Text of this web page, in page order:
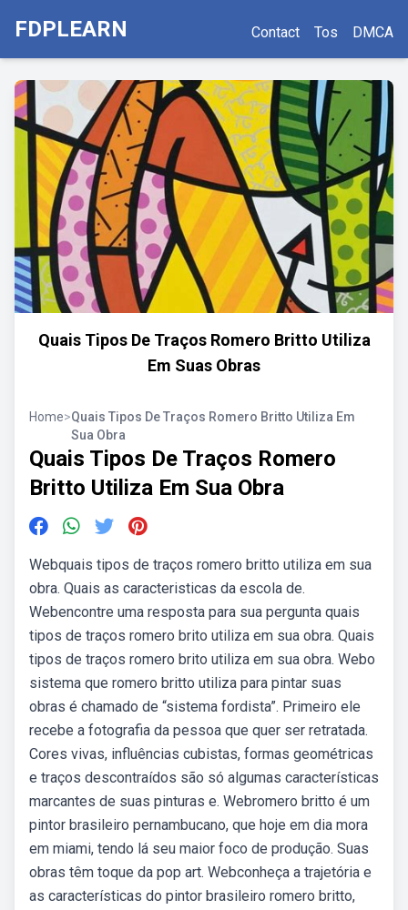
FDPLEARN Contact Tos DMCA
Quais Tipos De Traços Romero Britto Utiliza
Em Suas Obras
Home>Quais Tipos De Traços Romero Britto Utiliza Em
Sua Obra
Quais Tipos De Traços Romero
Britto Utiliza Em Sua Obra
Webquais tipos de traços romero britto utiliza em sua
obra. Quais as caracteristicas da escola de.
Webencontre uma resposta para sua pergunta quais
tipos de traços romero brito utiliza em sua obra. Quais
tipos de traços romero brito utiliza em sua obra. Webo
sistema que romero britto utiliza para pintar suas
obras é chamado de “sistema fordista”. Primeiro ele
recebe a fotografia da pessoa que quer ser retratada.
Cores vivas, influências cubistas, formas geométricas
e traços descontraídos são só algumas características
marcantes de suas pinturas e. Webromero britto é um
pintor brasileiro pernambucano, que hoje em dia mora
em miami, tendo lá seu maior foco de produção. Suas
obras têm toque da pop art. Webconheça a trajetória e
as características do pintor brasileiro romero britto,